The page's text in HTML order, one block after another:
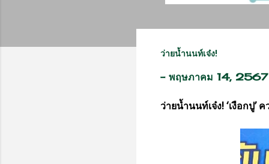
ว่ายน้ำนนท์เจ๋ง!
- พฤษภาคม 14, 2567
ว่ายน้ำนนท์เจ๋ง! ‘เงือกปู’